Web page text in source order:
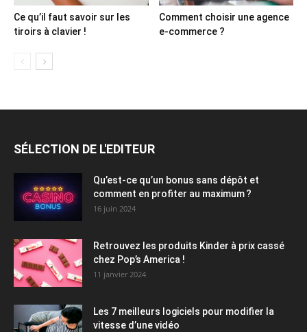
Ce qu’il faut savoir sur les
tiroirs à clavier !
Comment choisir une agence
e-commerce ?
SÉLECTION DE L'EDITEUR
Qu’est-ce qu’un bonus sans dépôt et
comment en profiter au maximum ?
16 juin 2024
Retrouvez les produits Kinder à prix cassé
chez Pop’s America !
11 janvier 2024
Les 7 meilleurs logiciels pour modifier la
vitesse d’une vidéo